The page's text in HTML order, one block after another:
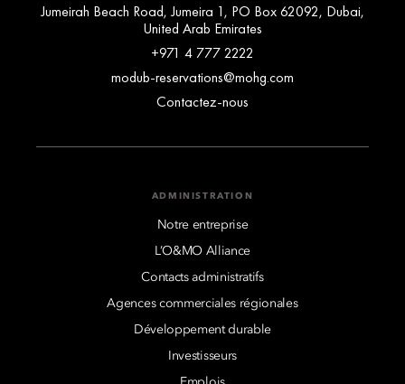
Jumeirah Beach Road, Jumeira 1, PO Box 62092, Dubai,
United Arab Emirates
+971 4 777 2222
modub-reservations@mohg.com
Contactez-nous
ADMINISTRATION
Notre entreprise
L’O&MO Alliance
Contacts administratifs
Agences commerciales régionales
Développement durable
Investisseurs